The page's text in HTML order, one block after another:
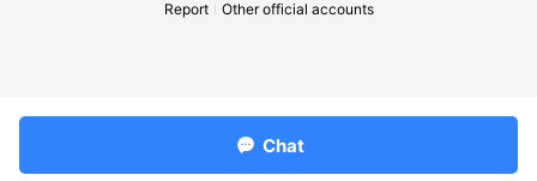
Report
Other official accounts
Chat